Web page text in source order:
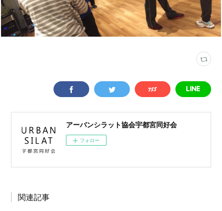
アーバンシラット協会宇都宮同好会
フォロー
関連記事